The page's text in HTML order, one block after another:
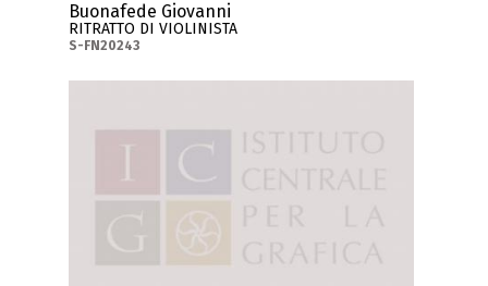
Buonafede Giovanni
RITRATTO DI VIOLINISTA
S-FN20243